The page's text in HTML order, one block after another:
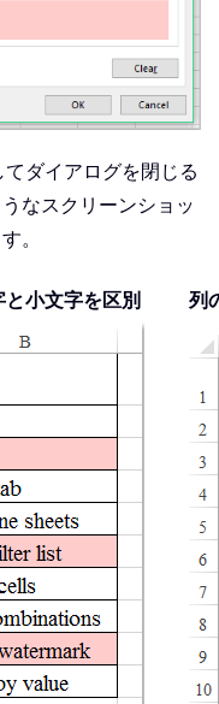
てダイアログを閉じる
なスクリーンショッ
。
小文字を区別 列